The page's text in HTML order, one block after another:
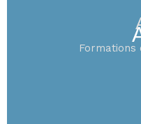
Formations